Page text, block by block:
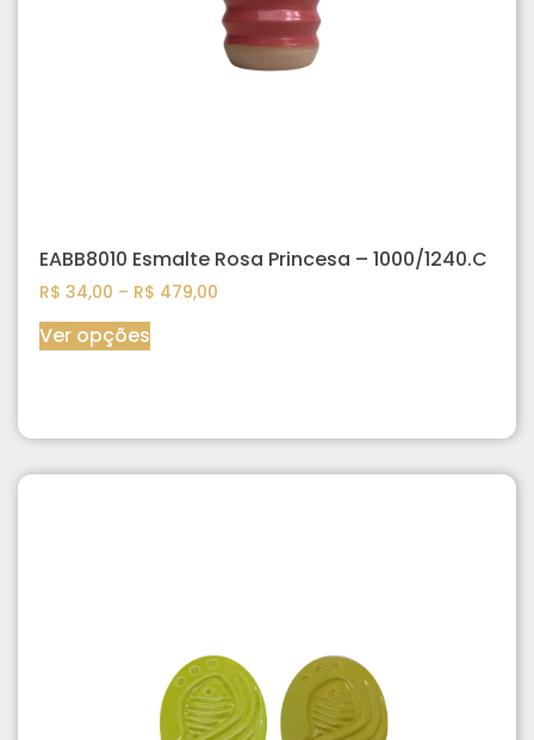
EABB8010 Esmalte Rosa Princesa – 1000/1240.C
R$ 34,00 – R$ 479,00
Ver opções